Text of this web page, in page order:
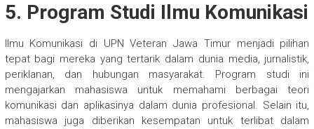
5. Program Studi Ilmu Komunikasi
Ilmu Komunikasi di UPN Veteran Jawa Timur menjadi pilihan
tepat bagi mereka yang tertarik dalam dunia media, jurnalistik,
periklanan, dan hubungan masyarakat. Program studi ini
mengajarkan mahasiswa untuk memahami berbagai teori
komunikasi dan aplikasinya dalam dunia profesional. Selain itu,
mahasiswa juga diberikan kesempatan untuk terlibat dalam